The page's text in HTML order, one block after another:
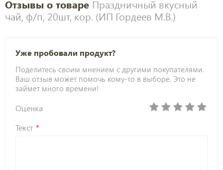
Отзывы о товаре Праздничный вкусный
чай, ф/п, 20шт, кор. (ИП Гордеев М.В.)
Уже пробовали продукт?
Поделитесь своим мнением с другими покупателями.
Ваш отзыв может помочь кому-то в выборе. Это не
займет много времени!
Оценка
Текст